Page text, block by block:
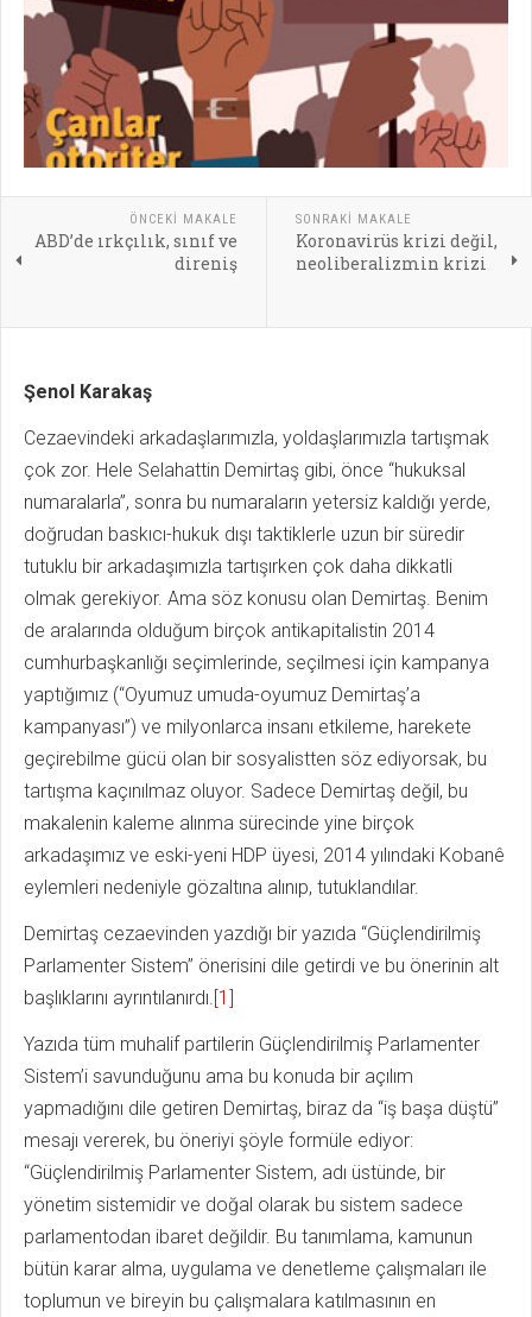
ÖNCEKI MAKALE
ABD’de ırkçılık, sınıf ve
direniş
SONRAKI MAKALE
Koronavirüs krizi değil,
neoliberalizmin krizi
Şenol Karakaş
Cezaevindeki arkadaşlarımızla, yoldaşlarımızla tartışmak
çok zor. Hele Selahattin Demirtaş gibi, önce “hukuksal
numaralarla”, sonra bu numaraların yetersiz kaldığı yerde,
doğrudan baskıcı-hukuk dışı taktiklerle uzun bir süredir
tutuklu bir arkadaşımızla tartışırken çok daha dikkatli
olmak gerekiyor. Ama söz konusu olan Demirtaş. Benim
de aralarında olduğum birçok antikapitalistin 2014
cumhurbaşkanlığı seçimlerinde, seçilmesi için kampanya
yaptığımız (“Oyumuz umuda-oyumuz Demirtaş’a
kampanyası”) ve milyonlarca insanı etkileme, harekete
geçirebilme gücü olan bir sosyalistten söz ediyorsak, bu
tartışma kaçınılmaz oluyor. Sadece Demirtaş değil, bu
makalenin kaleme alınma sürecinde yine birçok
arkadaşımız ve eski-yeni HDP üyesi, 2014 yılındaki Kobanê
eylemleri nedeniyle gözaltına alınıp, tutuklandılar.
Demirtaş cezaevinden yazdığı bir yazıda “Güçlendirilmiş
Parlamenter Sistem” önerisini dile getirdi ve bu önerinin alt
başlıklarını ayrıntılanırdı.[1]
Yazıda tüm muhalif partilerin Güçlendirilmiş Parlamenter
Sistem’i savunduğunu ama bu konuda bir açılım
yapmadığını dile getiren Demirtaş, biraz da “iş başa düştü”
mesajı vererek, bu öneriyi şöyle formüle ediyor:
“Güçlendirilmiş Parlamenter Sistem, adı üstünde, bir
yönetim sistemidir ve doğal olarak bu sistem sadece
parlamentodan ibaret değildir. Bu tanımlama, kamunun
bütün karar alma, uygulama ve denetleme çalışmaları ile
toplumun ve bireyin bu çalışmalara katılmasının en